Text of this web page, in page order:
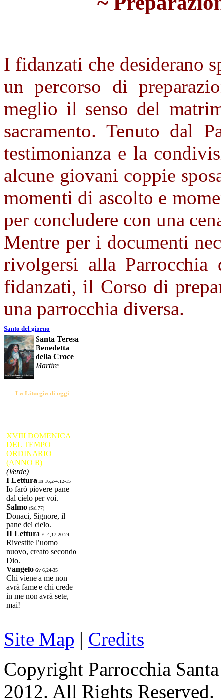
I fidanzati che desiderano
un percorso di
meglio il senso del
sacramento. Tenuto dal
testimonianza e la
alcune giovani coppie
momenti di ascolto e
per concludere con una
Mentre per i documenti
rivolgersi alla Parrocchia
fidanzati, il Corso di
una parrocchia diversa.
Santo del giorno
Santa Teresa
Benedetta
della Croce
Martire
La Liturgia di oggi
XVIII DOMENICA
DEL TEMPO
ORDINARIO
(ANNO B)
(Verde)
I Lettura Es 16,2-4.12-15
Io farò piovere pane
dal cielo per voi.
Salmo (Sal 77)
Donaci, Signore, il
pane del cielo.
II Lettura Ef 4,17.20-24
Rivestite l’uomo
nuovo, creato secondo
Dio.
Vangelo Gv 6,24-35
Chi viene a me non
avrà fame e chi crede
in me non avrà sete,
mai!
Site Map | Credits
Copyright Parrocchia
2012. All Rights Reserved.